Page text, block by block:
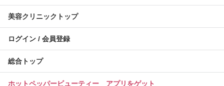
美容クリニックトップ
ログイン / 会員登録
総合トップ
ホットペッパービューティー アプリをゲット